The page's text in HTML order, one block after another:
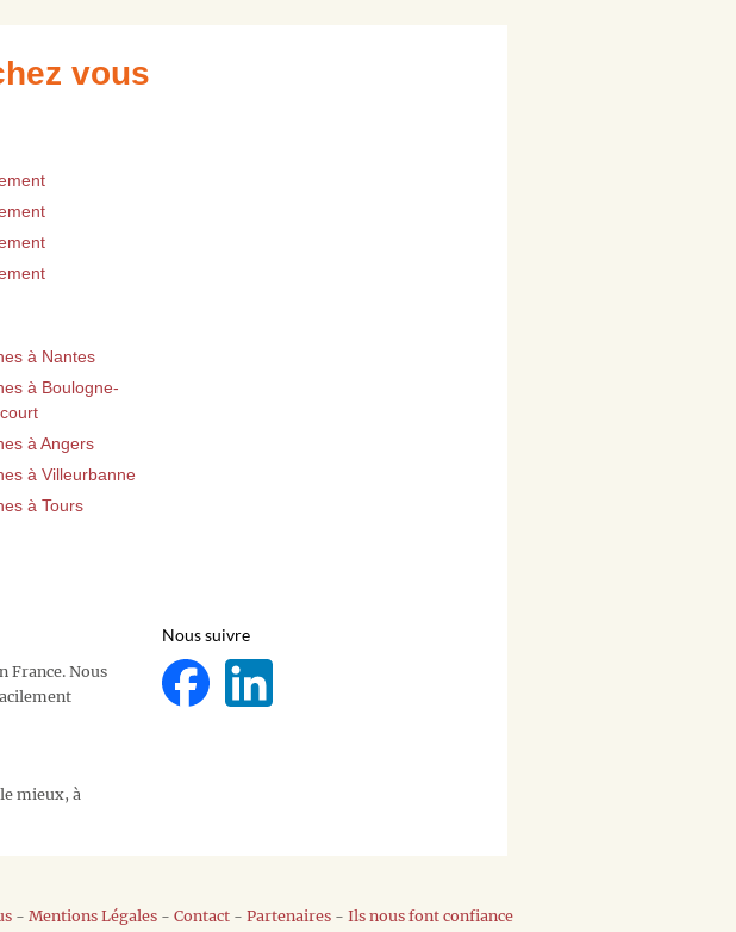
vous
à Nantes
à Boulogne-
à Angers
à Villeurbanne
à Tours
France. Nous
mieux, à
Nous suivre
- Mentions Légales - Contact - Partenaires - Ils nous font confiance